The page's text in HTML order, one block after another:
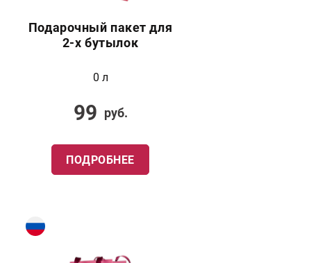
Подарочный пакет для
2-х бутылок
0 л
99 руб.
ПОДРОБНЕЕ